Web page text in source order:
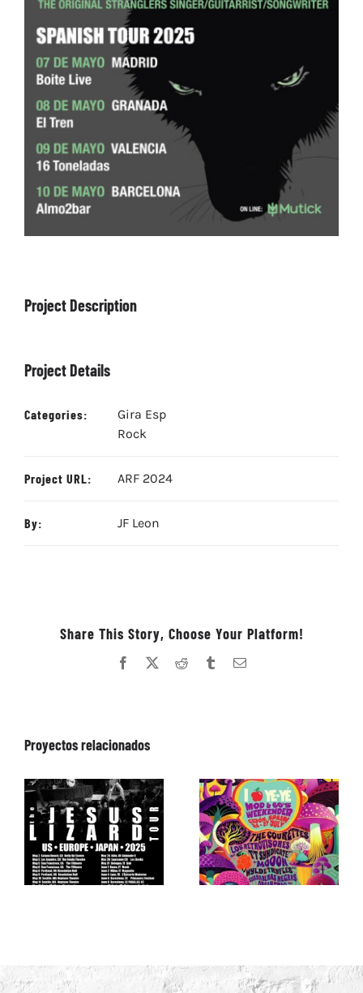
ARTÍCULOS
QUÉ HACEMOS
MECENAZGO
CONTRATACIÓN
CONTACTO
BIO
Project Description
Project Details
Categories:
Gira Esp
Rock
Project URL: ARF 2024
By: JF Leon
Share This Story, Choose Your Platform!
Facebook Reddit TumblrCorreo
Proyectos relacionados